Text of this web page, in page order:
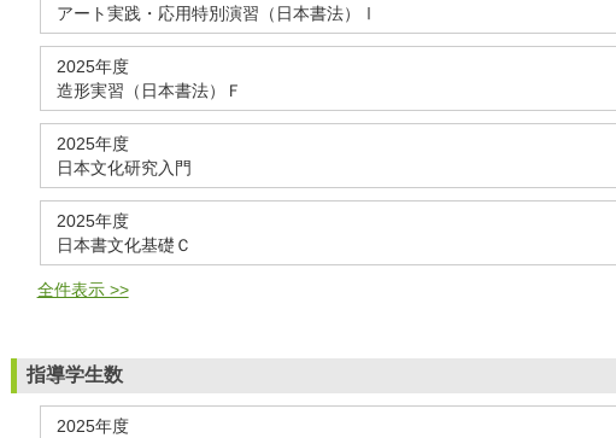
アート実践・応用特別演習（日本書法）Ⅰ
2025年度
造形実習（日本書法）Ｆ
2025年度
日本文化研究入門
2025年度
日本書文化基礎Ｃ
全件表示 >>
指導学生数
2025年度